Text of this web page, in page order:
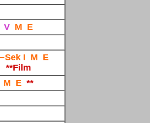
V M E
I M E
**Film
M E **